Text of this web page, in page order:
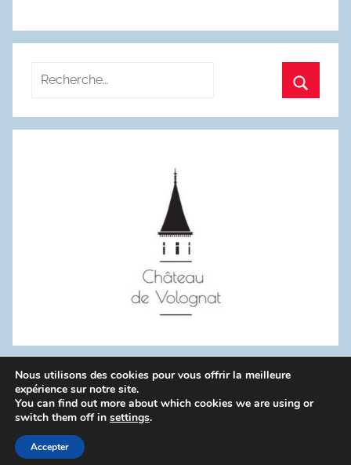
Recherche
:
WordPress Theme: Donovan by ThemeZee.
Politique de confidentialité
Nous utilisons des cookies pour vous offrir la meilleure
expérience sur notre site.
You can find out more about which cookies we are using or
switch them off in settings.
Accepter